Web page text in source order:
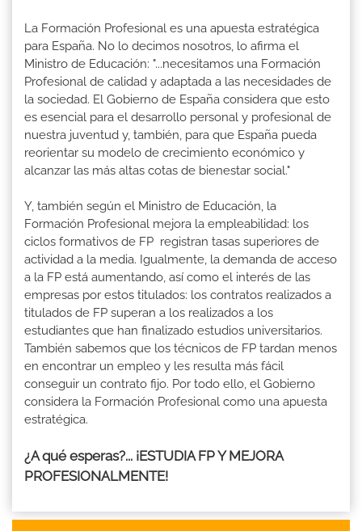
La Formación Profesional es una apuesta estratégica
para España. No lo decimos nosotros, lo afirma el
Ministro de Educación: "...necesitamos una Formación
Profesional de calidad y adaptada a las necesidades de
la sociedad. El Gobierno de España considera que esto
es esencial para el desarrollo personal y profesional de
nuestra juventud y, también, para que España pueda
reorientar su modelo de crecimiento económico y
alcanzar las más altas cotas de bienestar social."
Y, también según el Ministro de Educación, la
Formación Profesional mejora la empleabilidad: los
ciclos formativos de FP registran tasas superiores de
actividad a la media. Igualmente, la demanda de acceso
a la FP está aumentando, así como el interés de las
empresas por estos titulados: los contratos realizados a
titulados de FP superan a los realizados a los
estudiantes que han finalizado estudios universitarios.
También sabemos que los técnicos de FP tardan menos
en encontrar un empleo y les resulta más fácil
conseguir un contrato fijo. Por todo ello, el Gobierno
considera la Formación Profesional como una apuesta
estratégica.
¿A qué esperas?... ¡ESTUDIA FP Y MEJORA
PROFESIONALMENTE!